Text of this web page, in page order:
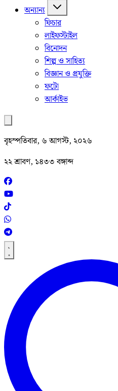
অন্যান্য
ফিচার
লাইফস্টাইল
বিনোদন
শিল্প ও সাহিত্য
বিজ্ঞান ও প্রযুক্তি
ফটো
আর্কাইভ
বৃহস্পতিবার, ৬ আগস্ট, ২০২৬
২২ শ্রাবণ, ১৪৩৩ বঙ্গাব্দ